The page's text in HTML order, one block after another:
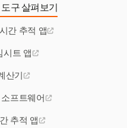
구 살펴보기
간 추적 앱
시트 앱
산기
프트웨어
추적 앱